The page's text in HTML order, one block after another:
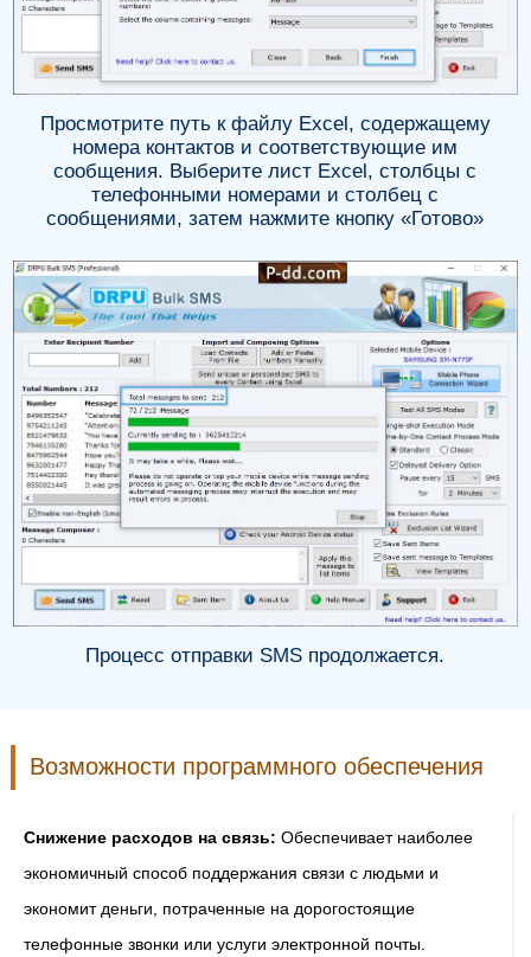
Просмотрите путь к файлу Excel, содержащему
номера контактов и соответствующие им
сообщения. Выберите лист Excel, столбцы с
телефонными номерами и столбец с
сообщениями, затем нажмите кнопку «Готово»
Процесс отправки SMS продолжается.
Возможности программного обеспечения
Снижение расходов на связь: Обеспечивает наиболее
экономичный способ поддержания связи с людьми и
экономит деньги, потраченные на дорогостоящие
телефонные звонки или услуги электронной почты.